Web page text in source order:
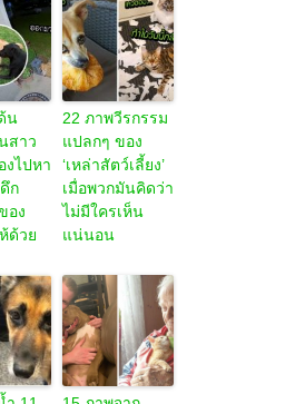
น
สาว
งไปหา
ก
อง
ด้วย
22 ภาพวีรกรรม
แปลกๆ ของ
‘เหล่าสัตว์เลี้ยง’
เมื่อพวกมันคิดว่า
ไม่มีใครเห็น
แน่นอน